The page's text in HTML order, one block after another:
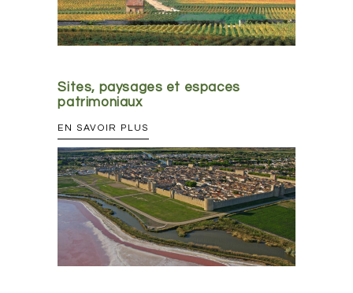
Sites, paysages et espaces
patrimoniaux
EN SAVOIR PLUS